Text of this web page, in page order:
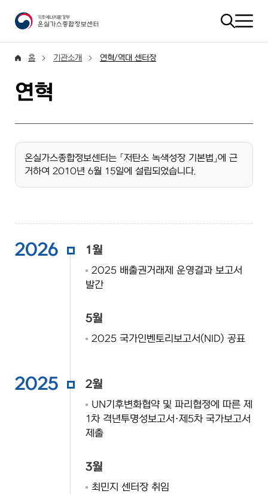
홈 기관소개 연혁/역대 센터장
연혁
온실가스종합정보센터는 「저탄소 녹색성장 기본법」에 근
거하여 2010년 6월 15일에 설립되었습니다.
2026 1월
2025 배출권거래제 운영결과 보고서
발간
5월
2025 국가인벤토리보고서(NID) 공표
2025 2월
UN기후변화협약 및 파리협정에 따른 제
1차 격년투명성보고서·제5차 국가보고서
제출
3월
최민지 센터장 취임